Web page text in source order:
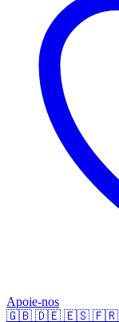
Apoie-nos
🇬🇧 🇩🇪 🇪🇸 🇫🇷